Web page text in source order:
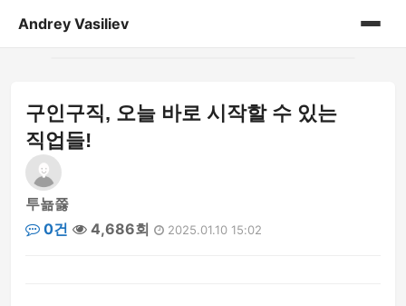
Andrey Vasiliev
andrey-vasiliev
books
drugoe
구인구직, 오늘 바로 시작할 수 있는
직업들!
투뇲쯣
0건
4,686회 2025.01.10 15:02